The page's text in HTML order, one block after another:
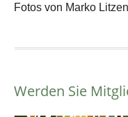
Fotos von Marko
Werden Sie